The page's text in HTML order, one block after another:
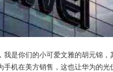
是你们的小可爱文雅的胡元锦
机在美方销售，这也让华为的